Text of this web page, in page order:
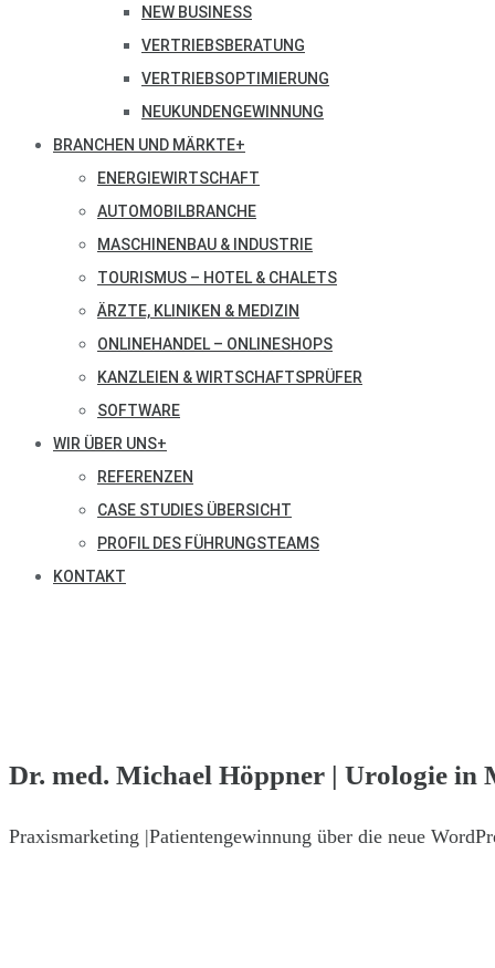
NEW BUSINESS
VERTRIEBSBERATUNG
VERTRIEBSOPTIMIERUNG
NEUKUNDENGEWINNUNG
BRANCHEN UND MÄRKTE+
ENERGIEWIRTSCHAFT
AUTOMOBILBRANCHE
MASCHINENBAU & INDUSTRIE
TOURISMUS – HOTEL & CHALETS
ÄRZTE, KLINIKEN & MEDIZIN
ONLINEHANDEL – ONLINESHOPS
KANZLEIEN & WIRTSCHAFTSPRÜFER
SOFTWARE
WIR ÜBER UNS+
REFERENZEN
CASE STUDIES ÜBERSICHT
PROFIL DES FÜHRUNGSTEAMS
KONTAKT
Dr. med. Michael Höppner | Urologie in
Praxismarketing |Patientengewinnung über die neue